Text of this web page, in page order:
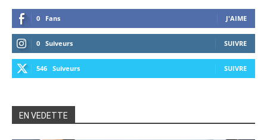
0 Fans J'AIME
0 Suiveurs SUIVRE
546 Suiveurs SUIVRE
EN VEDETTE